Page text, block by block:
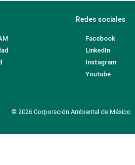
Redes sociales
Facebook
LinkedIn
Instagram
Youtube
© 2026 Corporación Ambiental de México